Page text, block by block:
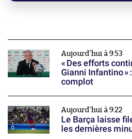
Aujourd'hui à 9:53
« Des efforts
Gianni Infantino »
complot
Aujourd'hui à 9:22
Le Barça laisse
les dernières